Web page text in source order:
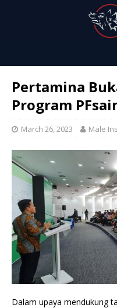
Pertamina
Program
March 26, 2023 Male
Dalam upaya mendukung